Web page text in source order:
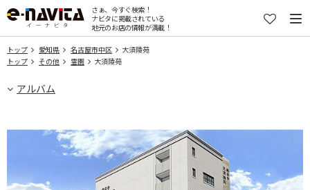
さぁ、今すぐ検索！
ナビタに掲載されている
地元のお店の情報が満載！
トップ 愛知県 名古屋市中区
大須陵苑
トップ
その他 霊園 大須陵苑
アルバム